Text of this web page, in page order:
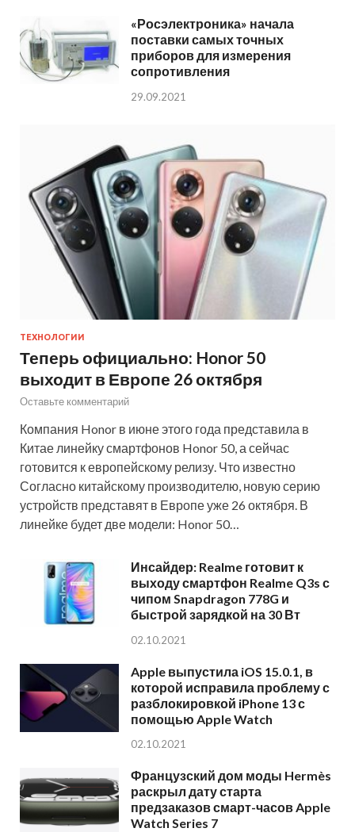
«Росэлектроника» начала
поставки самых точных
приборов для измерения
сопротивления
29.09.2021
ТЕХНОЛОГИИ
Теперь официально: Honor 50
выходит в Европе 26 октября
Оставьте комментарий
Компания Honor в июне этого года представила в
Китае линейку смартфонов Honor 50, а сейчас
готовится к европейскому релизу. Что известно
Согласно китайскому производителю, новую серию
устройств представят в Европе уже 26 октября. В
линейке будет две модели: Honor 50…
Инсайдер: Realme готовит к
выходу смартфон Realme Q3s с
чипом Snapdragon 778G и
быстрой зарядкой на 30 Вт
02.10.2021
Apple выпустила iOS 15.0.1, в
которой исправила проблему с
разблокировкой iPhone 13 с
помощью Apple Watch
02.10.2021
Французский дом моды Hermès
раскрыл дату старта
предзаказов смарт-часов Apple
Watch Series 7